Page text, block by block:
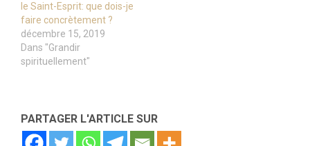
le Saint-Esprit: que dois-je
faire concrètement ?
décembre 15, 2019
Dans "Grandir
spirituellement"
PARTAGER L'ARTICLE SUR